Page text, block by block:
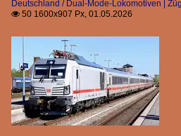
Deutschland / Dual-Mode-Lokomotiven |
 50 1600x907 Px, 01.05.2026